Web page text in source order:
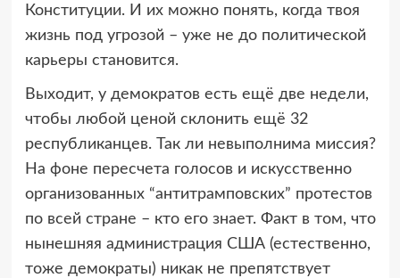
Конституции. И их можно понять, когда твоя
жизнь под угрозой – уже не до политической
карьеры становится.
Выходит, у демократов есть ещё две недели,
чтобы любой ценой склонить ещё 32
республиканцев. Так ли невыполнима миссия?
На фоне пересчета голосов и искусственно
организованных “антитрамповских” протестов
по всей стране – кто его знает. Факт в том, что
нынешняя администрация США (естественно,
тоже демократы) никак не препятствует